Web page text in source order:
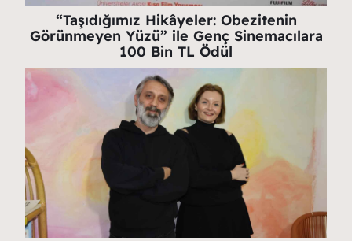
“Taşıdığımız Hikâyeler: Obezitenin
Görünmeyen Yüzü” ile Genç Sinemacılara
100 Bin TL Ödül